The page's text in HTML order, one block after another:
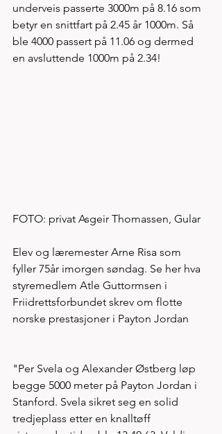
underveis passerte 3000m på 8.16 som
betyr en snittfart på 2.45 år 1000m. Så
ble 4000 passert på 11.06 og dermed
en avsluttende 1000m på 2.34!
FOTO: privat Asgeir Thomassen, Gular
Elev og læremester Arne Risa som
fyller 75år imorgen søndag. Se her hva
styremedlem Atle Guttormsen i
Friidrettsforbundet skrev om flotte
norske prestasjoner i Payton Jordan
"Per Svela og Alexander Østberg løp
begge 5000 meter på Payton Jordan i
Stanford. Svela sikret seg en solid
tredjeplass etter en knalltøff